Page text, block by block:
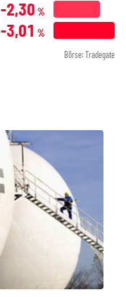
-2,30 %
-3,01 %
Börse: Tradegate